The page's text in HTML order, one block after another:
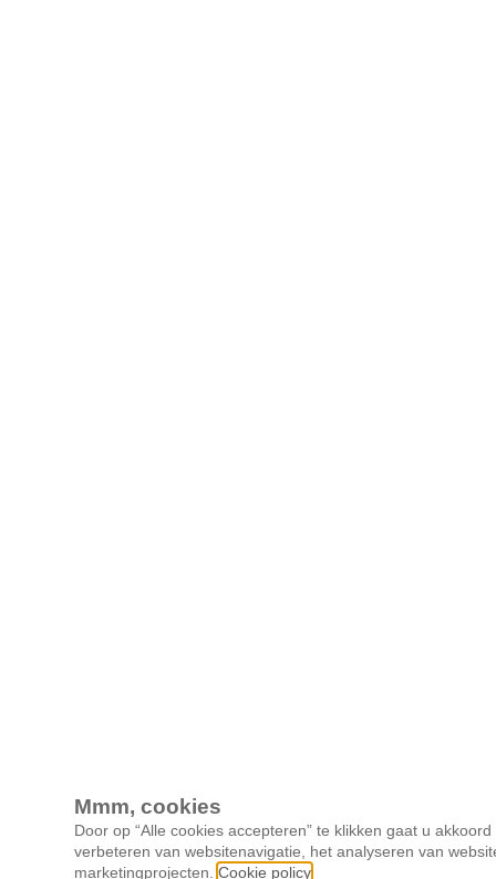
Mmm, cookies
Door op “Alle cookies accepteren” te klikken gaat u
verbeteren van websitenavigatie, het analyseren van
marketingprojecten. Cookie policy